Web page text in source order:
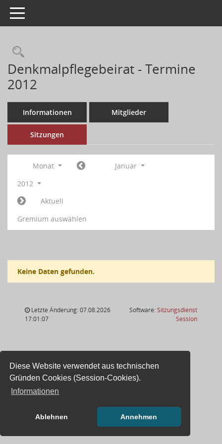
Diese Website verwendet aus technischen
Gründen Cookies (Session-Cookies).
Informationen
Ablehnen Annehmen
Toggle navigation
Denkmalpflegebeirat - Termine
2012
Informationen Mitglieder
Sitzungen
Monat
Januar
2012
Aktuell
Gremium auswählen
Keine Daten gefunden.
Letzte Änderung: 07.08.2026
17:01:07
Software:Sitzungsdienst
Session(Wird in